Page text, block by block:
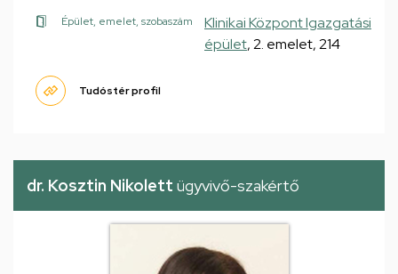
Épület, emelet, szobaszám
Klinikai Központ Igazgatási
épület, 2. emelet, 214
Tudóstér profil
dr. Kosztin Nikolett ügyvivő-szakértő